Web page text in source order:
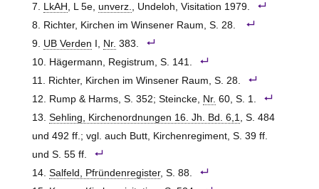
LkAH
, L 5e, unverz.
, Undeloh, Visitation 1979.
Richter, Kirchen im Winsener Raum, S. 28.
UB Verden
Nr. 383.
Hägermann, Registrum, S. 141.
Richter, Kirchen im Winsener Raum, S. 28.
Rump & Harms, S. 352; Steincke,
Nr. 60, S. 1.
Sehling, Kirchenordnungen 16. Jh. Bd. 6,1
, S. 484
und 492 ff.; vgl. auch Butt, Kirchenregiment, S. 39 ff.
und S. 55 ff.
Salfeld, Pfründenregister, S. 88.